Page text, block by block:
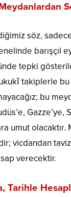
söz,
barışçıl
tepki
takiplerle
bu
Gazze’ye,
umut olacaktır.
vicdandan
verecektir.
Tarihle